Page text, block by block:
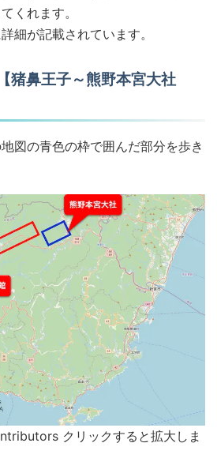
くれます。
細が記載されています。
猪鼻王子～熊野本宮大社
図の青色の枠で囲んだ部分を歩き
クリックすると拡大しま